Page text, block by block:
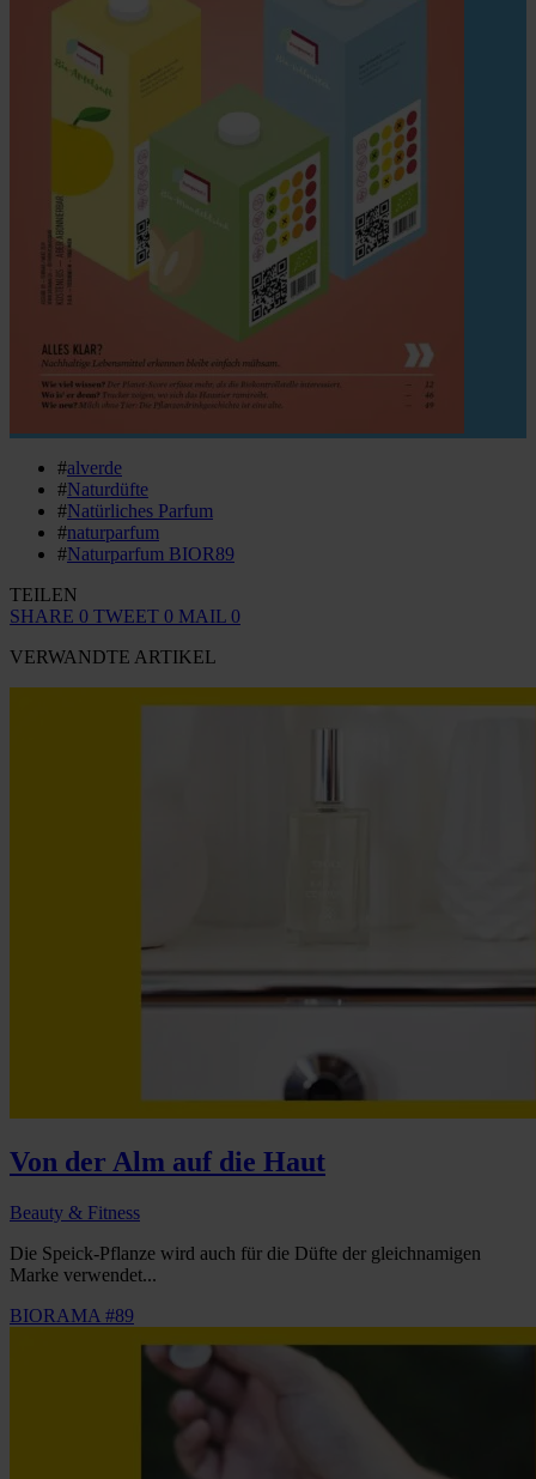
#alverde
#Naturdüfte
#Natürliches Parfum
#naturparfum
#Naturparfum BIOR89
TEILEN
SHARE 0 TWEET 0 MAIL 0
VERWANDTE ARTIKEL
Von der Alm auf die Haut
Beauty & Fitness
Die Speick-Pflanze wird auch für die Düfte der gleichnamigen
Marke verwendet...
BIORAMA #89